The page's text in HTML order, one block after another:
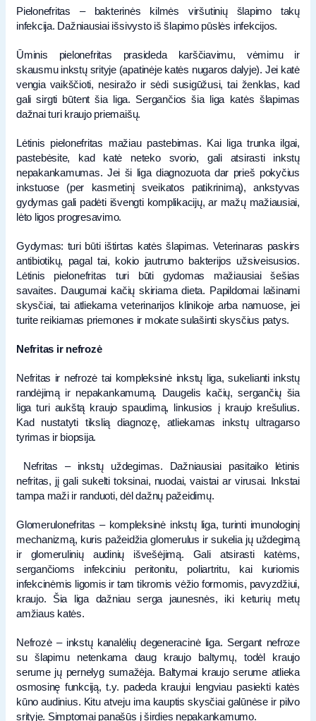
Pielonefritas – bakterinės kilmės viršutinių šlapimo takų
infekcija. Dažniausiai išsivysto iš šlapimo pūslės infekcijos.
Ūminis pielonefritas prasideda karščiavimu, vėmimu ir
skausmu inkstų srityje (apatinėje katės nugaros dalyje). Jei katė
vengia vaikščioti, nesiražo ir sėdi susigūžusi, tai ženklas, kad
gali sirgti būtent šia liga. Sergančios šia liga katės šlapimas
dažnai turi kraujo priemaišų.
Lėtinis pielonefritas mažiau pastebimas. Kai liga trunka ilgai,
pastebėsite, kad katė neteko svorio, gali atsirasti inkstų
nepakankamumas. Jei ši liga diagnozuota dar prieš pokyčius
inkstuose (per kasmetinį sveikatos patikrinimą), ankstyvas
gydymas gali padėti išvengti komplikacijų, ar mažų mažiausiai,
lėto ligos progresavimo.
Gydymas: turi būti ištirtas katės šlapimas. Veterinaras paskirs
antibiotikų, pagal tai, kokio jautrumo bakterijos užsiveisusios.
Lėtinis pielonefritas turi būti gydomas mažiausiai šešias
savaites. Daugumai kačių skiriama dieta. Papildomai lašinami
skysčiai, tai atliekama veterinarijos klinikoje arba namuose, jei
turite reikiamas priemones ir mokate sulašinti skysčius patys.
Nefritas ir nefrozė
Nefritas ir nefrozė tai kompleksinė inkstų liga, sukelianti inkstų
randėjimą ir nepakankamumą. Daugelis kačių, sergančių šia
liga turi aukštą kraujo spaudimą, linkusios į kraujo krešulius.
Kad nustatyti tikslią diagnozę, atliekamas inkstų ultragarso
tyrimas ir biopsija.
Nefritas – inkstų uždegimas. Dažniausiai pasitaiko lėtinis
nefritas, jį gali sukelti toksinai, nuodai, vaistai ar virusai. Inkstai
tampa maži ir randuoti, dėl dažnų pažeidimų.
Glomerulonefritas – kompleksinė inkstų liga, turinti imunologinį
mechanizmą, kuris pažeidžia glomerulus ir sukelia jų uždegimą
ir glomerulinių audinių išvešėjimą. Gali atsirasti katėms,
sergančioms infekciniu peritonitu, poliartritu, kai kuriomis
infekcinėmis ligomis ir tam tikromis vėžio formomis, pavyzdžiui,
kraujo. Šia liga dažniau serga jaunesnės, iki keturių metų
amžiaus katės.
Nefrozė – inkstų kanalėlių degeneracinė liga. Sergant nefroze
su šlapimu netenkama daug kraujo baltymų, todėl kraujo
serume jų pernelyg sumažėja. Baltymai kraujo serume atlieka
osmosinę funkciją, t.y. padeda kraujui lengviau pasiekti katės
kūno audinius. Kitu atveju ima kauptis skysčiai galūnėse ir pilvo
srityje. Simptomai panašūs į širdies nepakankamumo.